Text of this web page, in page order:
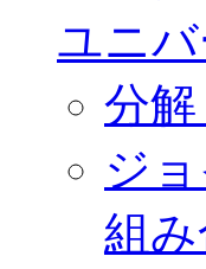
ユニ
分
ジ
組